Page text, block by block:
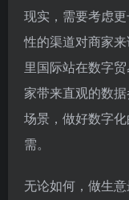
现实，需要考虑
性的渠道对商家
里国际站在数字
家带来直观的数
场景，做好数字
需。
无论如何，做生